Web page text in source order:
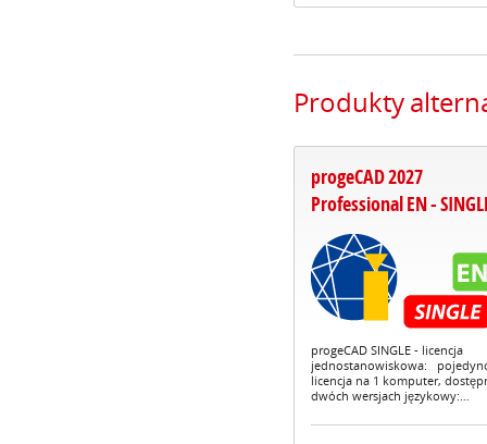
Produkty
progeCAD 2027
Professional EN -
progeCAD SINGLE - licencja
jednostanowiskowa:
licencja na 1 komputer,
dwóch wersjach językowy:…